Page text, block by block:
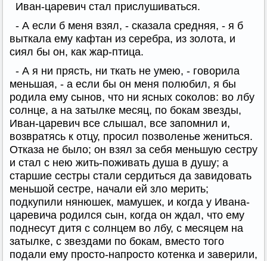
Иван-царевич стал прислушиваться.
- А если б меня взял, - сказала средняя, - я б
выткала ему кафтан из серебра, из золота, и
сиял бы он, как жар-птица.
- А я ни прясть, ни ткать не умею, - говорила
меньшая, - а если бы он меня полюбил, я бы
родила ему сынов, что ни ясных соколов: во лбу
солнце, а на затылке месяц, по бокам звезды,
Иван-царевич все слышал, все запомнил и,
возвратясь к отцу, просил позволенье жениться.
Отказа не было; он взял за себя меньшую сестру
и стал с нею жить-поживать душа в душу; а
старшие сестры стали сердиться да завидовать
меньшой сестре, начали ей зло мерить;
подкупили нянюшек, мамушек, и когда у Ивана-
царевича родился сын, когда он ждал, что ему
поднесут дитя с солнцем во лбу, с месяцем на
затылке, с звездами по бокам, вместо того
подали ему просто-напросто котенка и заверили,